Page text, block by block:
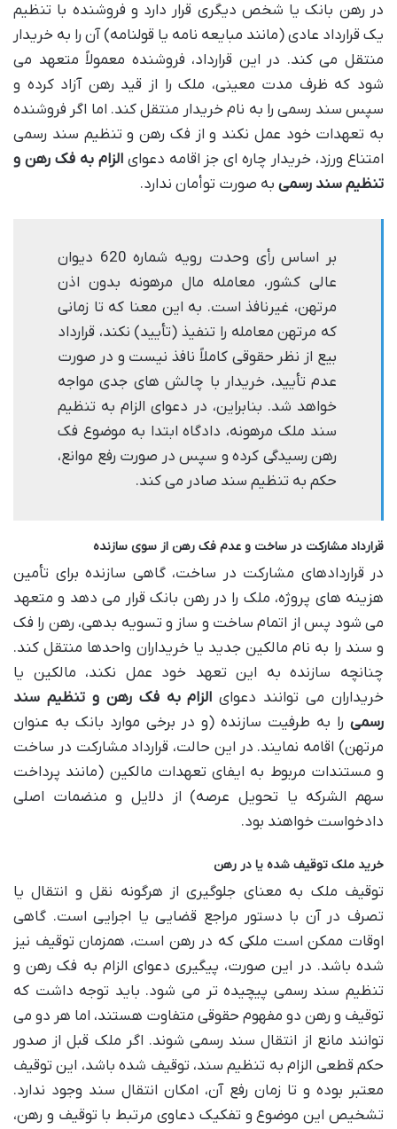
در رهن بانک یا شخص دیگری قرار دارد و فروشنده با تنظیم
یک قرارداد عادی (مانند مبایعه نامه یا قولنامه) آن را به خریدار
منتقل می کند. در این قرارداد، فروشنده معمولاً متعهد می
شود که ظرف مدت معینی، ملک را از قید رهن آزاد کرده و
سپس سند رسمی را به نام خریدار منتقل کند. اما اگر فروشنده
به تعهدات خود عمل نکند و از فک رهن و تنظیم سند رسمی
امتناع ورزد، خریدار چاره ای جز اقامه دعوایالزام به فک رهن و
تنظیم سند رسمی به صورت توأمان ندارد.
بر اساس رأی وحدت رویه شماره 620 دیوان
عالی کشور، معامله مال مرهونه بدون اذن
مرتهن، غیرنافذ است. به این معنا که تا زمانی
که مرتهن معامله را تنفیذ (تأیید) نکند، قرارداد
بیع از نظر حقوقی کاملاً نافذ نیست و در صورت
عدم تأیید، خریدار با چالش های جدی مواجه
خواهد شد. بنابراین، در دعوای الزام به تنظیم
سند ملک مرهونه، دادگاه ابتدا به موضوع فک
رهن رسیدگی کرده و سپس در صورت رفع موانع،
حکم به تنظیم سند صادر می کند.
قرارداد مشارکت در ساخت و عدم فک رهن از سوی سازنده
در قراردادهای مشارکت در ساخت، گاهی سازنده برای تأمین
هزینه های پروژه، ملک را در رهن بانک قرار می دهد و متعهد
می شود پس از اتمام ساخت و ساز و تسویه بدهی، رهن را فک
و سند را به نام مالکین جدید یا خریداران واحدها منتقل کند.
چنانچه سازنده به این تعهد خود عمل نکند، مالکین یا
خریداران می توانند دعوای الزام به فک رهن و تنظیم سند
رسمی را به طرفیت سازنده (و در برخی موارد بانک به عنوان
مرتهن) اقامه نمایند. در این حالت، قرارداد مشارکت در ساخت
و مستندات مربوط به ایفای تعهدات مالکین (مانند پرداخت
سهم الشرکه یا تحویل عرصه) از دلایل و منضمات اصلی
دادخواست خواهند بود.
خرید ملک توقیف شده یا در رهن
توقیف ملک به معنای جلوگیری از هرگونه نقل و انتقال یا
تصرف در آن با دستور مراجع قضایی یا اجرایی است. گاهی
اوقات ممکن است ملکی که در رهن است، همزمان توقیف نیز
شده باشد. در این صورت، پیگیری دعوای الزام به فک رهن و
تنظیم سند رسمی پیچیده تر می شود. باید توجه داشت که
توقیف و رهن دو مفهوم حقوقی متفاوت هستند، اما هر دو می
توانند مانع از انتقال سند رسمی شوند. اگر ملک قبل از صدور
حکم قطعی الزام به تنظیم سند، توقیف شده باشد، این توقیف
معتبر بوده و تا زمان رفع آن، امکان انتقال سند وجود ندارد.
تشخیص این موضوع و تفکیک دعاوی مرتبط با توقیف و رهن،